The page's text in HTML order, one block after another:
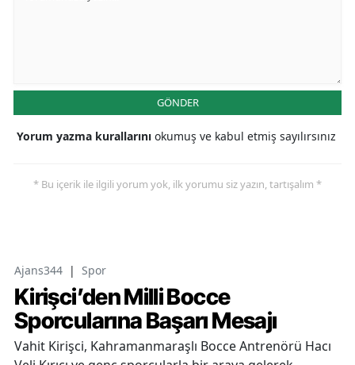
GÖNDER
Yorum yazma kurallarını okumuş ve kabul etmiş sayılırsınız
* Bu içerik ile ilgili yorum yok, ilk yorumu siz yazın, tartışalım *
Ajans344 | Spor
Kirişci’den Milli Bocce
Sporcularına Başarı Mesajı
Vahit Kirişci, Kahramanmaraşlı Bocce Antrenörü Hacı